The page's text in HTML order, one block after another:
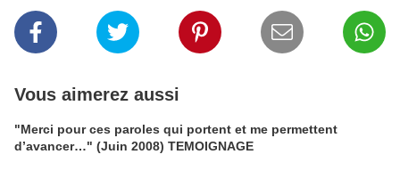
Vous aimerez aussi
"Merci pour ces paroles qui portent et me permettent
d’avancer…" (Juin 2008) TEMOIGNAGE